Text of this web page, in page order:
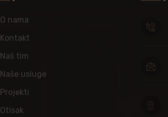
O nama
Kontakt
Naš tim
Naše usluge
Projekti
Otisak